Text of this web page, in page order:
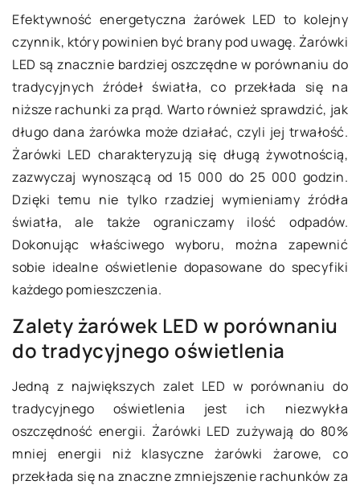
Efektywność energetyczna żarówek LED to kolejny
czynnik, który powinien być brany pod uwagę. Żarówki
LED są znacznie bardziej oszczędne w porównaniu do
tradycyjnych źródeł światła, co przekłada się na
niższe rachunki za prąd. Warto również sprawdzić, jak
długo dana żarówka może działać, czyli jej trwałość.
Żarówki LED charakteryzują się długą żywotnością,
zazwyczaj wynoszącą od 15 000 do 25 000 godzin.
Dzięki temu nie tylko rzadziej wymieniamy źródła
światła, ale także ograniczamy ilość odpadów.
Dokonując właściwego wyboru, można zapewnić
sobie idealne oświetlenie dopasowane do specyfiki
każdego pomieszczenia.
Zalety żarówek LED w porównaniu
do tradycyjnego oświetlenia
Jedną z największych zalet LED w porównaniu do
tradycyjnego oświetlenia jest ich niezwykła
oszczędność energii. Żarówki LED zużywają do 80%
mniej energii niż klasyczne żarówki żarowe, co
przekłada się na znaczne zmniejszenie rachunków za